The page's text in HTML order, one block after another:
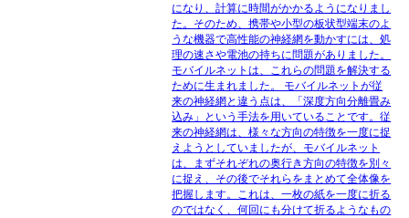
になり、計算に時間がかかるようになりまし
た。そのため、携帯や小型の板状型端末のよ
うな機器で高性能の神経網を動かすには、処
理の速さや電池の持ちに問題がありました。
モバイルネットは、これらの問題を解決する
ために生まれました。 モバイルネットが従
来の神経網と違う点は、「深度方向分離畳み
込み」という手法を用いていることです。従
来の神経網は、様々な方向の特徴を一度に捉
えようとしていましたが、モバイルネット
は、まずそれぞれの奥行き方向の特徴を別々
に捉え、その後でそれらをまとめて全体像を
把握します。これは、一枚の紙を一度に折る
のではなく、何回にも分けて折るようなもの